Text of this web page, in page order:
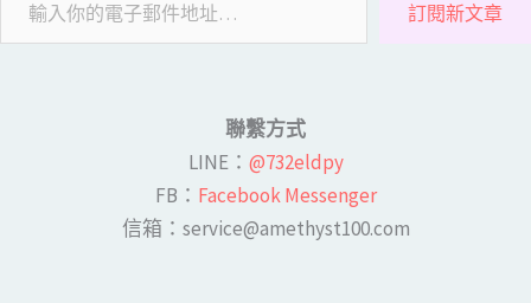
訂閱新文章
聯繫方式
LINE​： @732eldpy
FB：​ Facebook Messenger
​​信箱：service@amethyst100.com